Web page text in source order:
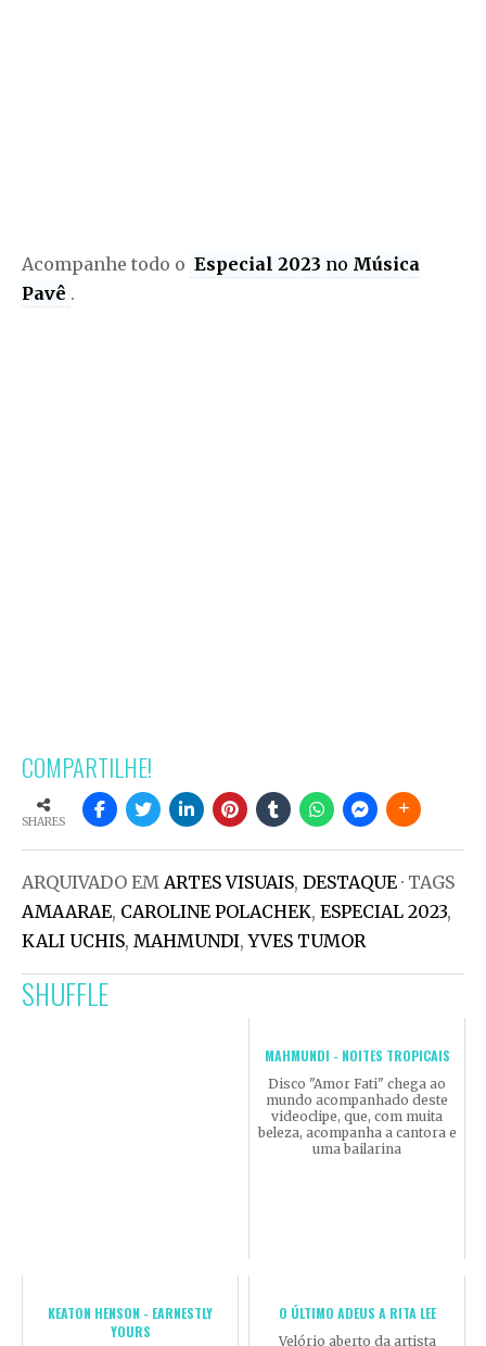
Acompanhe todo o Especial 2023 no Música
Pavê .
COMPARTILHE!
SHARES
ARQUIVADO EM ARTES VISUAIS, DESTAQUE · TAGS
AMAARAE, CAROLINE POLACHEK, ESPECIAL 2023,
KALI UCHIS, MAHMUNDI,YVES TUMOR
SHUFFLE
MAHMUNDI - NOITES TROPICAIS
Disco "Amor Fati" chega ao
mundo acompanhado deste
videoclipe, que, com muita
beleza, acompanha a cantora e
uma bailarina
KEATON HENSON - EARNESTLY
YOURS
O ÚLTIMO ADEUS A RITA LEE
Velório aberto da artista